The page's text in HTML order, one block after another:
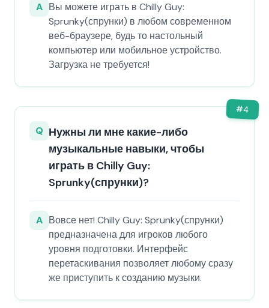
A Вы можете играть в Chilly Guy:
Sprunky(спрунки) в любом современном
веб-браузере, будь то настольный
компьютер или мобильное устройство.
Загрузка не требуется!
#4
Q Нужны ли мне какие-либо
музыкальные навыки, чтобы
играть в Chilly Guy:
Sprunky(спрунки)?
A Вовсе нет! Chilly Guy: Sprunky(спрунки)
предназначена для игроков любого
уровня подготовки. Интерфейс
перетаскивания позволяет любому сразу
же приступить к созданию музыки.